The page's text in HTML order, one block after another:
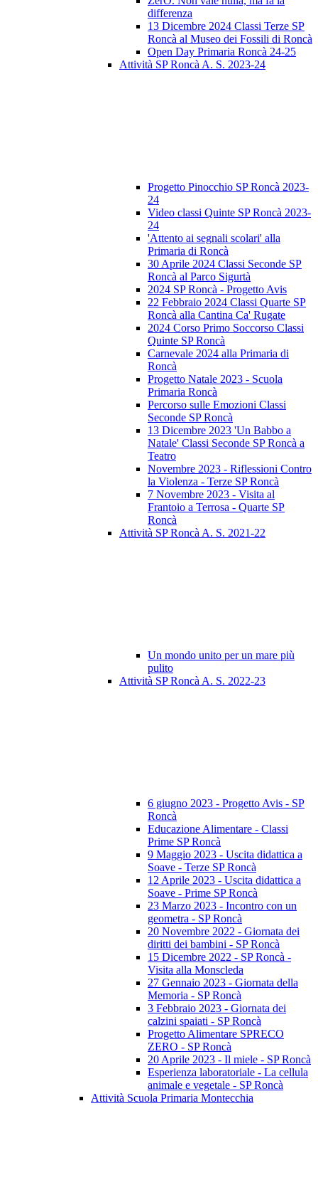
differenza
13 Dicembre 2024 Classi Terze SP
Roncà al Museo dei Fossili di Roncà
Open Day Primaria Roncà 24-25
Attività SP Roncà A. S. 2023-24
Progetto Pinocchio SP Roncà 2023-
24
Video classi Quinte SP Roncà 2023-
24
'Attento ai segnali scolari' alla
Primaria di Roncà
30 Aprile 2024 Classi Seconde SP
Roncà al Parco Sigurtà
2024 SP Roncà - Progetto Avis
22 Febbraio 2024 Classi Quarte SP
Roncà alla Cantina Ca' Rugate
2024 Corso Primo Soccorso Classi
Quinte SP Roncà
Carnevale 2024 alla Primaria di
Roncà
Progetto Natale 2023 - Scuola
Primaria Roncà
Percorso sulle Emozioni Classi
Seconde SP Roncà
13 Dicembre 2023 'Un Babbo a
Natale' Classi Seconde SP Roncà a
Teatro
Novembre 2023 - Riflessioni Contro
la Violenza - Terze SP Roncà
7 Novembre 2023 - Visita al
Frantoio a Terrosa - Quarte SP
Roncà
Attività SP Roncà A. S. 2021-22
Un mondo unito per un mare più
pulito
Attività SP Roncà A. S. 2022-23
6 giugno 2023 - Progetto Avis - SP
Roncà
Educazione Alimentare - Classi
Prime SP Roncà
9 Maggio 2023 - Uscita didattica a
Soave - Terze SP Roncà
12 Aprile 2023 - Uscita didattica a
Soave - Prime SP Roncà
23 Marzo 2023 - Incontro con un
geometra - SP Roncà
20 Novembre 2022 - Giornata dei
diritti dei bambini - SP Roncà
15 Dicembre 2022 - SP Roncà -
Visita alla Monscleda
27 Gennaio 2023 - Giornata della
Memoria - SP Roncà
3 Febbraio 2023 - Giornata dei
calzini spaiati - SP Roncà
Progetto Alimentare SPRECO
ZERO - SP Roncà
20 Aprile 2023 - Il miele - SP Roncà
Esperienza laboratoriale - La cellula
animale e vegetale - SP Roncà
Attività Scuola Primaria Montecchia